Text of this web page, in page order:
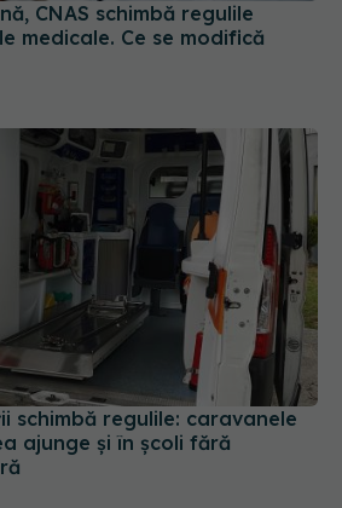
CNAS schimbă regulile
medicale. Ce se modifică
schimbă regulile: caravanele
ajunge și în școli fără